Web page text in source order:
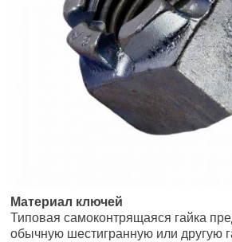
Материал ключей
Типовая самоконтрящаяся гайка
обычную шестигранную или другую